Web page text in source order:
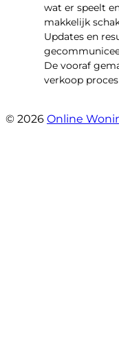
wat er speelt
makkelijk
Updates en
De vooraf
verkoop
© 2026 Online